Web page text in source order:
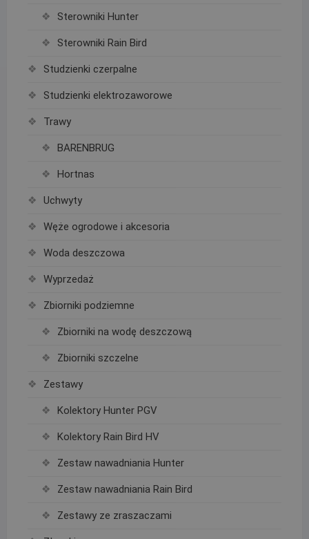
Sterowniki Hunter
Sterowniki Rain Bird
Studzienki czerpalne
Studzienki elektrozaworowe
Trawy
BARENBRUG
Hortnas
Uchwyty
Węże ogrodowe i akcesoria
Woda deszczowa
Wyprzedaż
Zbiorniki podziemne
Zbiorniki na wodę deszczową
Zbiorniki szczelne
Zestawy
Kolektory Hunter PGV
Kolektory Rain Bird HV
Zestaw nawadniania Hunter
Zestaw nawadniania Rain Bird
Zestawy ze zraszaczami